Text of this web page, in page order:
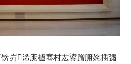
岃浠庣櫨骞村厷鍙蹭腑姹插彇